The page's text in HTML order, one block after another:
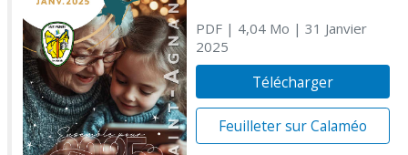
PDF| 4,04 Mo | 31 Janvier
2025
Télécharger
Feuilleter sur Calaméo